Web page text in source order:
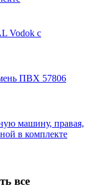
Vodok с
ПВХ 57806
машину, правая,
в комплекте
все